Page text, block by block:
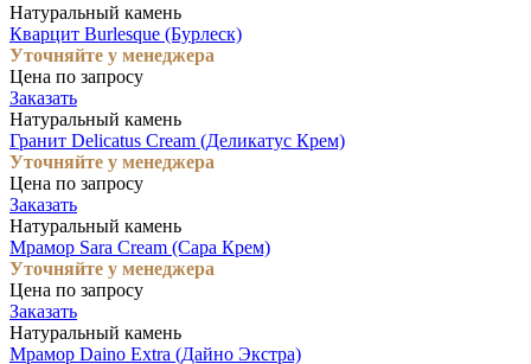
Натуральный камень
Кварцит Burlesque (Бурлеск)
Уточняйте у менеджера
Цена по запросу
Заказать
Натуральный камень
Гранит Delicatus Cream (Деликатус Крем)
Уточняйте у менеджера
Цена по запросу
Заказать
Натуральный камень
Мрамор Sara Cream (Сара Крем)
Уточняйте у менеджера
Цена по запросу
Заказать
Натуральный камень
Мрамор Daino Extra (Дайно Экстра)